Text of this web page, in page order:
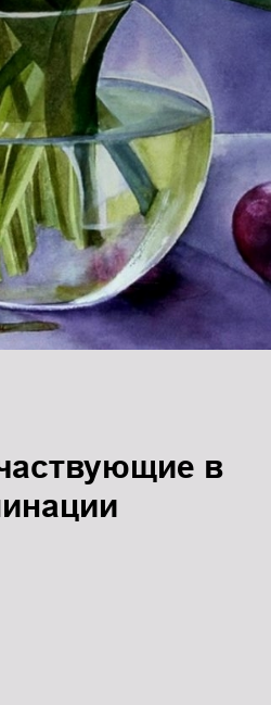
"Лепим+"
моделирование
дизайн
Черчение,
к вузу
в